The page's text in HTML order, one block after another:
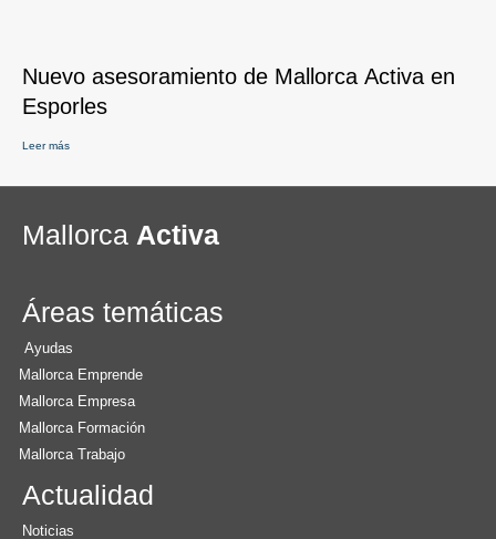
Nuevo asesoramiento de Mallorca Activa en
Esporles
Leer más
Mallorca Activa
Áreas temáticas
Ayudas
Mallorca Emprende
Mallorca Empresa
Mallorca Formación
Mallorca Trabajo
Actualidad
Noticias